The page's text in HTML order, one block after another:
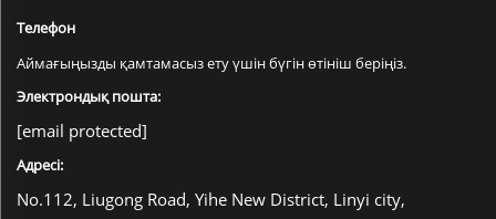
Телефон
Аймағыңызды қамтамасыз ету үшін бүгін өтініш беріңіз.
Электрондық пошта:
[email protected]
Адресі:
No.112, Liugong Road, Yihe New District, Linyi city,